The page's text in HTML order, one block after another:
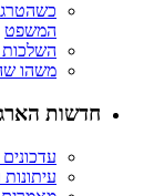
המשפט
משהו
חדשות